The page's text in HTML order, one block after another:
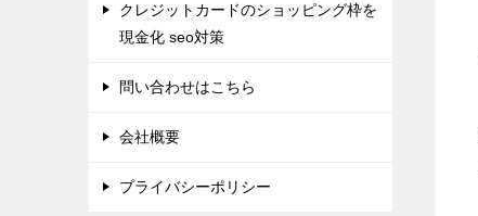
クレジットカードのショッピング枠を
現金化 seo対策
問い合わせはこちら
会社概要
プライバシーポリシー